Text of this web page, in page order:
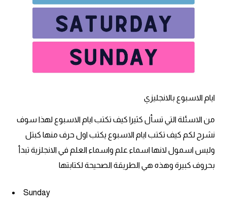
ايام الاسبوع بالانجليزي
من الاسئلة التي تسأل كثيرا كيف تكتب ايام الاسبوع لهذا سوف
نشرح لكم كيف تكتب ايام الاسبوع يكتب اول حرف منها كبتل
وليس اسمول لانها اسماء علم واسماء العلم في الانجلزية تبدأ
بحروف كبيرة وهذه هي الطريقة الصحيحة لكتابتها
Sunday